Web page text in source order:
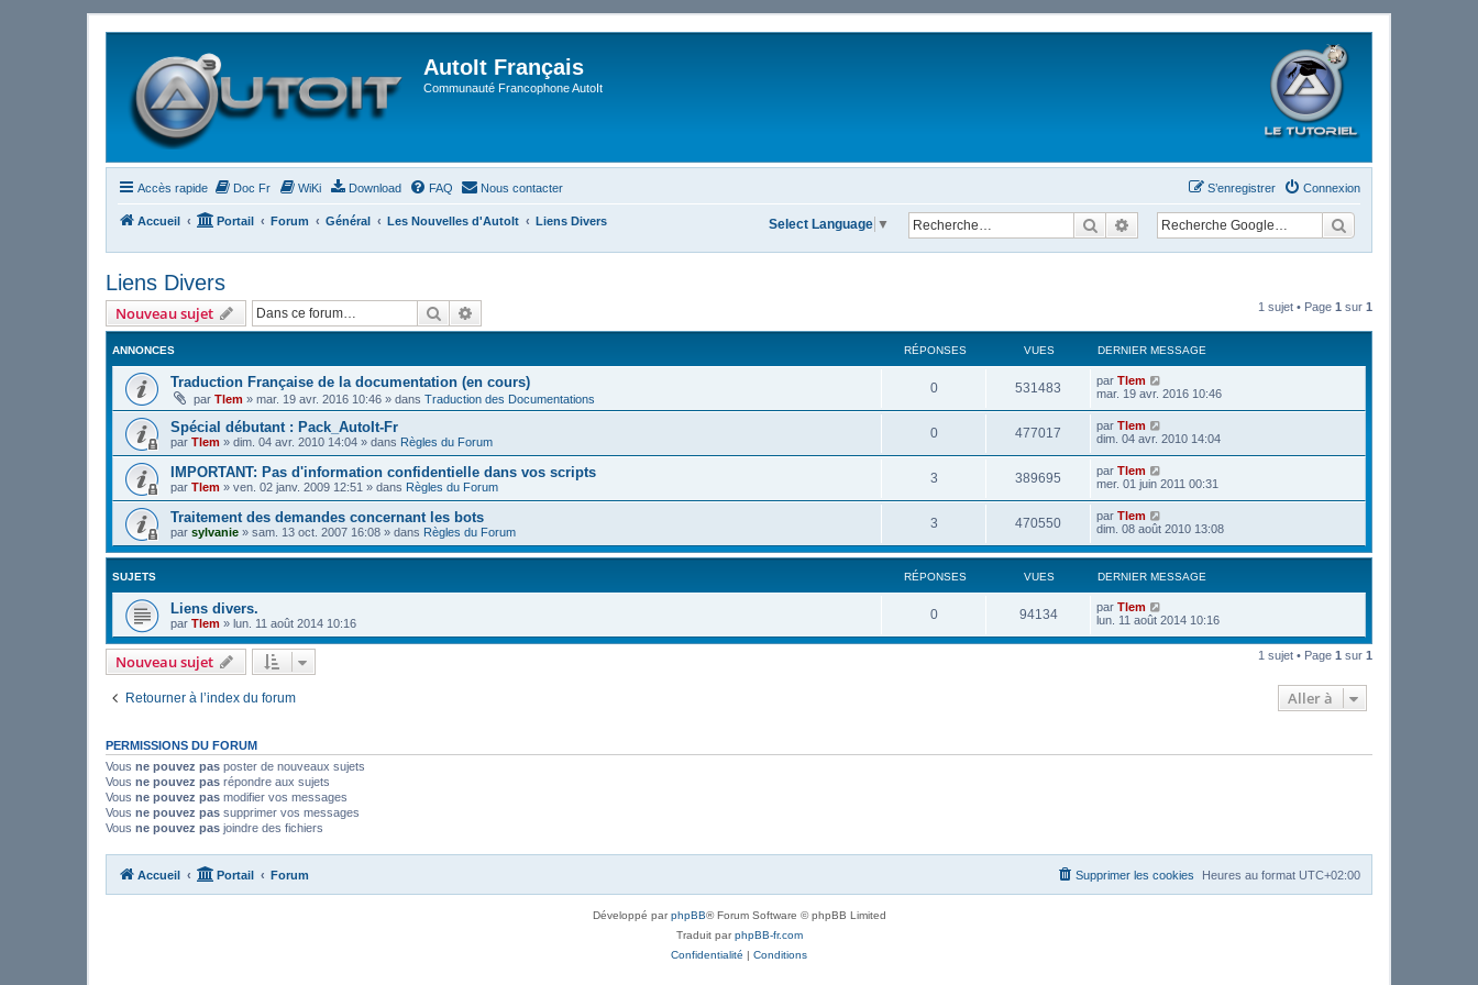
AutoIt Français
Communauté Francophone AutoIt
Accès rapide Doc Fr WiKi Download FAQ Nous contacter Connexion
S’enregistrer
Accueil Portail Forum Général Les Nouvelles d'AutoIt Liens Divers RechercherRecherche avancée
Select Language ▼
Liens Divers
Nouveau sujet Rechercher 1 sujet • Page 1 sur 1
ANNONCES RÉPONSES VUES DERNIER MESSAGE
Traduction Française de la documentation (en cours)
par Tlem » mar. 19 avr. 2016 10:46 » dans Traduction des Documentations
0 531483 par Tlem
mar. 19 avr. 2016 10:46
Spécial débutant : Pack_AutoIt-Fr
par Tlem » dim. 04 avr. 2010 14:04 » dans Règles du Forum
0 477017 par Tlem
dim. 04 avr. 2010 14:04
IMPORTANT: Pas d'information confidentielle dans vos scripts
par Tlem » ven. 02 janv. 2009 12:51 » dans Règles du Forum
3 389695 par Tlem
mer. 01 juin 2011 00:31
Traitement des demandes concernant les bots
par sylvanie » sam. 13 oct. 2007 16:08 » dans Règles du Forum
3 470550 par Tlem
dim. 08 août 2010 13:08
SUJETS RÉPONSES VUES DERNIER MESSAGE
Liens divers.
par Tlem » lun. 11 août 2014 10:16
0 94134 par Tlem
lun. 11 août 2014 10:16
Nouveau sujet 1 sujet • Page 1 sur 1
Retourner à l’index du forum Aller à
PERMISSIONS DU FORUM
Vous ne pouvez pas poster de nouveaux sujets
Vous ne pouvez pas répondre aux sujets
Vous ne pouvez pas modifier vos messages
Vous ne pouvez pas supprimer vos messages
Vous ne pouvez pas joindre des fichiers
Accueil Portail Forum Heures au format UTC+02:00
Supprimer les cookies
Développé parphpBB® Forum Software © phpBB Limited
Traduit parphpBB-fr.com
Confidentialité | Conditions